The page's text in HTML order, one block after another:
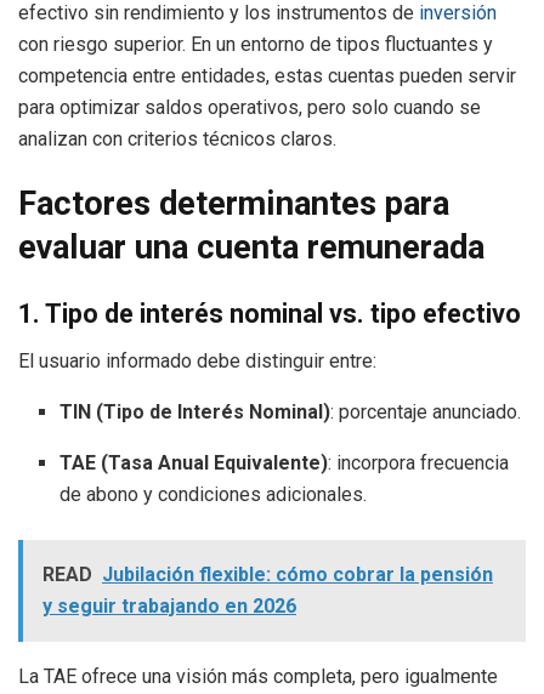
efectivo sin rendimiento y los instrumentos de inversión
con riesgo superior. En un entorno de tipos fluctuantes y
competencia entre entidades, estas cuentas pueden servir
para optimizar saldos operativos, pero solo cuando se
analizan con criterios técnicos claros.
Factores determinantes para
evaluar una cuenta remunerada
1. Tipo de interés nominal vs. tipo efectivo
El usuario informado debe distinguir entre:
TIN (Tipo de Interés Nominal): porcentaje anunciado.
TAE (Tasa Anual Equivalente): incorpora frecuencia
de abono y condiciones adicionales.
READ Jubilación flexible: cómo cobrar la pensión
y seguir trabajando en 2026
La TAE ofrece una visión más completa, pero igualmente